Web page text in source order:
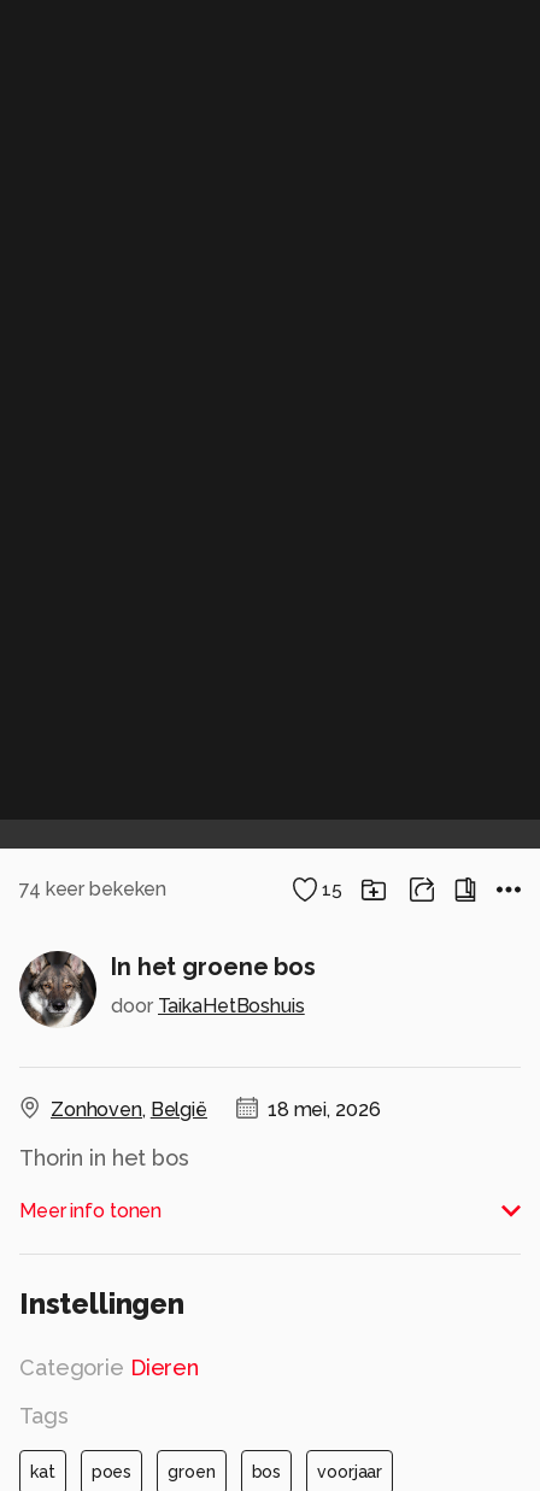
74 keer bekeken 15
In het groene bos
door TaikaHetBoshuis
Zonhoven, België 18 mei, 2026
Thorin in het bos
Alle rechten voorbehouden
Meer info tonen
Instellingen
Categorie Dieren
Tags
kat poes groen bos voorjaar